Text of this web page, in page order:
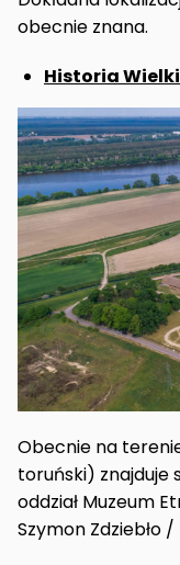
obecnie znana.
Historia
Obecnie na
toruński) znajduje
oddział Muzeum
Szymon Zdziebło